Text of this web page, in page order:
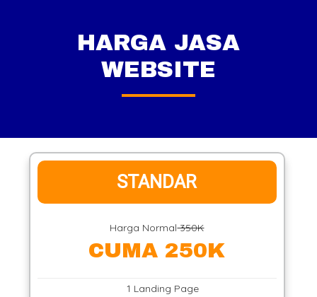
HARGA JASA
WEBSITE
STANDAR
Harga Normal350K
CUMA 250K
1 Landing Page